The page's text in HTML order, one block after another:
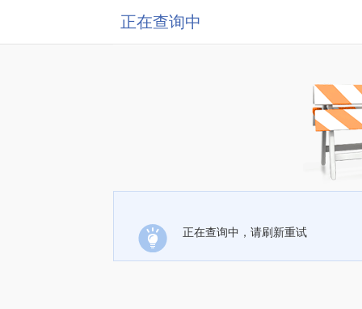
正在查询中
正在查询中，请刷新重试